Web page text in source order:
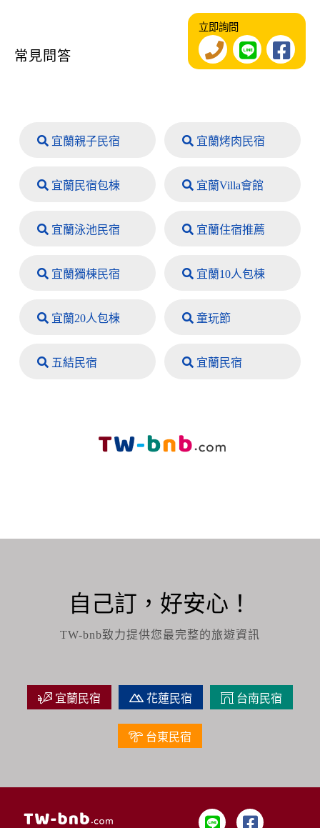
常見問答
立即詢問
宜蘭親子民宿 宜蘭烤肉民宿
宜蘭民宿包棟 宜蘭Villa會館
宜蘭泳池民宿 宜蘭住宿推薦
宜蘭獨棟民宿 宜蘭10人包棟
宜蘭20人包棟 童玩節
五結民宿 宜蘭民宿
自己訂，好安心！
TW-bnb致力提供您最完整的旅遊資訊
宜蘭民宿 花蓮民宿 台南民宿
台東民宿